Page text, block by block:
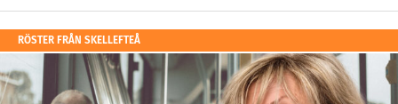
RÖSTER FRÅN SKELLEFTEÅ